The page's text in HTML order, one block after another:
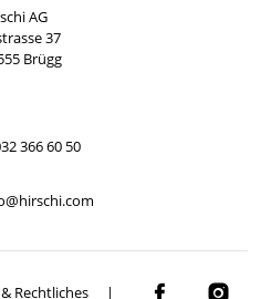
AG
37
Brügg
366 60 50
Rechtliches